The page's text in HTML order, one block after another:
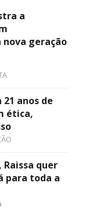
a
geração
anos de
ética,
quer
para toda a